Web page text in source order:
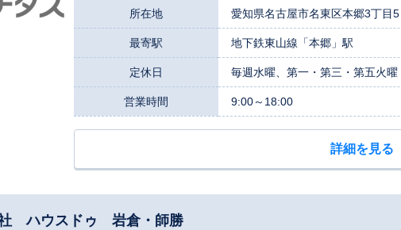
所在地 愛知県名古屋市名東区本郷3丁目
最寄駅 地下鉄東山線「本郷」駅
定休日 毎週水曜、第一・第三・第五火曜
営業時間 9:00～18:00
詳細を見る
社 ハウスドゥ 岩倉・師勝